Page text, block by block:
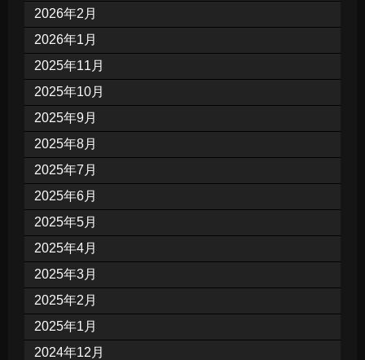
2026年2月
2026年1月
2025年11月
2025年10月
2025年9月
2025年8月
2025年7月
2025年6月
2025年5月
2025年4月
2025年3月
2025年2月
2025年1月
2024年12月